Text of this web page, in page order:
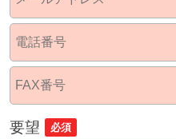
要望 必須